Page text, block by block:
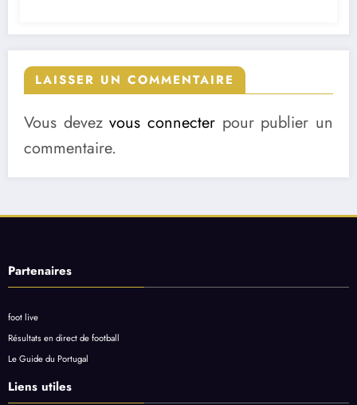
LAISSER UN COMMENTAIRE
Vous devezvous connecter pour publier un
commentaire.
Partenaires
foot live
Résultats en direct de football
Le Guide du Portugal
Liens utiles